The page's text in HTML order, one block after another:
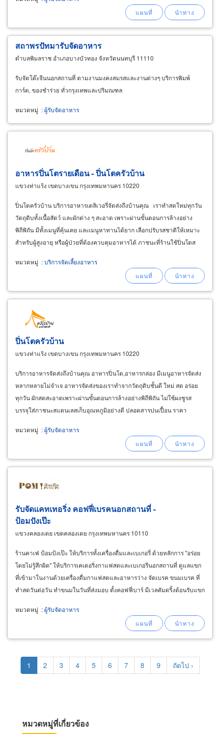
ป.ประทีป บ้านก๋วยเตี๋ยวเรือ วงศ์สว่าง 11 พร้อมจัด
สถาพรปัทมารับจัดอาหาร
ตำบลพิมลราช อำเภอบางบัวทอง จังหวัดนนทบุรี 11110
รับจัดโต๊ะจีนนอกสถานที่ ตามงานมงคงสมรสและงานต่างๆ บริการพิมพ์
การ์ด, ของชำร่วย ทั่วกรุงเทพและปริมณฑล
หมวดหมู่ :ผู้รับจัดอาหาร
อาหารปิ่นโตรายเดือน - ปิ่นโตครัวบ้าน
แขวงท่าแร้ง เขตบางเขน กรุงเทพมหานคร 10220
ปิ่นโตครัวบ้าน บริการอาหารเดลิเวอรี่จัดส่งถึงบ้านคุณ เราทำสดใหม่ทุกวัน
วัตถุดิบทั้งเนื้อสัตว์ และผักต่าง ๆ สะอาด เพราะผ่านขั้นตอนการล้างอย่าง
พิถีพิถัน มีทั้งเมนูที่คุ้นเคย และเมนูหาทานได้ยาก เลือกปรับรสชาติให้เหมาะ
สำหรับผู้สูงอายุ หรือผู้ป่วยที่ต้องควบคุมอาหารได้ ภาชนะที่ร้านใช้ปิ่นโตส
หมวดหมู่ :บริการจัดเลี้ยงอาหาร
ปิ่นโตครัวบ้าน
แขวงท่าแร้ง เขตบางเขน กรุงเทพมหานคร 10220
บริการอาหารจัดส่งถึงบ้านคุณ อาหารปิ่นโต,อาหารกล่อง มีเมนูอาหารจัดส่ง
หลากหลายไม่จำเจ อาหารจัดส่งของเราทำจากวัตถุดิบชั้นดี ใหม่ สด อร่อย
ทุกวัน ผักสดสะอาดเพราะผ่านขั้นตอนการล้างอย่างพิถีพิถัน ไม่ใช้ผงชูรส
บรรจุใส่ภาชนะสแตนเลสเก็บอุณหภูมิอย่างดี ปลอดสารปนเปื้อน ราคา
หมวดหมู่ :ผู้รับจัดอาหาร
รับจัดแคทเทอริ่ง คอฟฟี่เบรคนอกสถานที่ -
ป้อมปังเป๊ะ
แขวงคลองเตย เขตคลองเตย กรุงเทพมหานคร 10110
ร้านคาเฟ่ ป้อมป้งเป๊ะ ให้บริการทั้งเครื่องดื่มและเบเกอรี่ ด้วยหลักการ "อร่อย
โดยไม่รู้สึกผิด" ให้บริการเคเตอริ่งกาแฟสดและเบเกอรีนอกสถานที่ ดูแลแขก
ที่เข้ามาในงานด้วยเครื่องดื่มกาแฟสดและอาหารว่าง จัดเบรค ขนมเบรค ที่
ทำสดวันต่อวัน ทำขนมในวันที่ส่งมอบ ตั้งคอฟฟี่บาร์ มีเวลคัมดริ้งต้อนรับแขก
หมวดหมู่ :ผู้รับจัดอาหาร
Pagination
Current
page
1 Page
2 Page
3 Page
4 Page
5 Page
6 Page
7 Page
8 Page
9
Next
page
ถัดไป ›
หมวดหมู่ที่เกี่ยวข้อง